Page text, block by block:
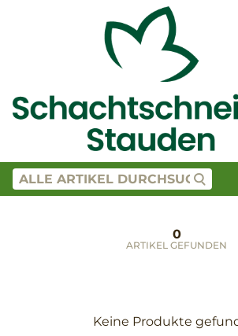
0
ARTIKEL GEFUNDEN
Keine Produkte